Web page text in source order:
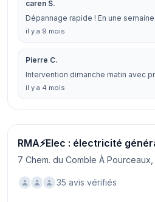
caren S.
Dépannage rapide ! En une
il y a 9 mois
Pierre C.
Intervention dimanche matin avec
il y a 4 mois
RMA⚡️Elec : électricité
7 Chem. du Comble À
35 avis vérifiés